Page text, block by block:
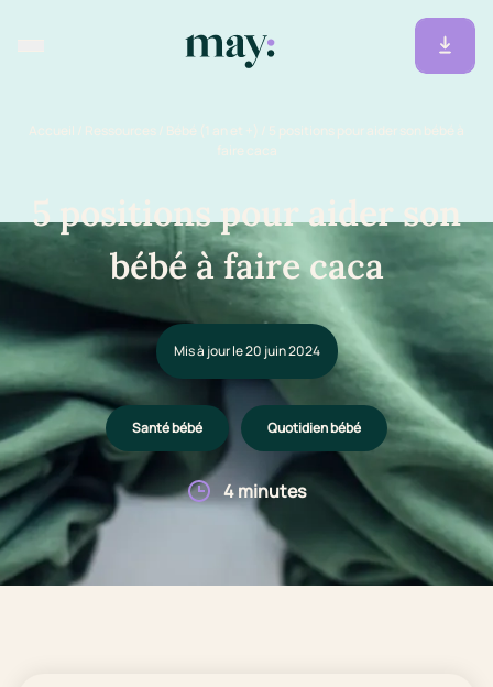
Accueil / Ressources / Bébé (1 an et +) / 5 positions pour aider son bébé à
faire caca
5 positions pour aider son
bébé à faire caca
Mis à jour le 20 juin 2024
Santé bébé Quotidien bébé
4 minutes